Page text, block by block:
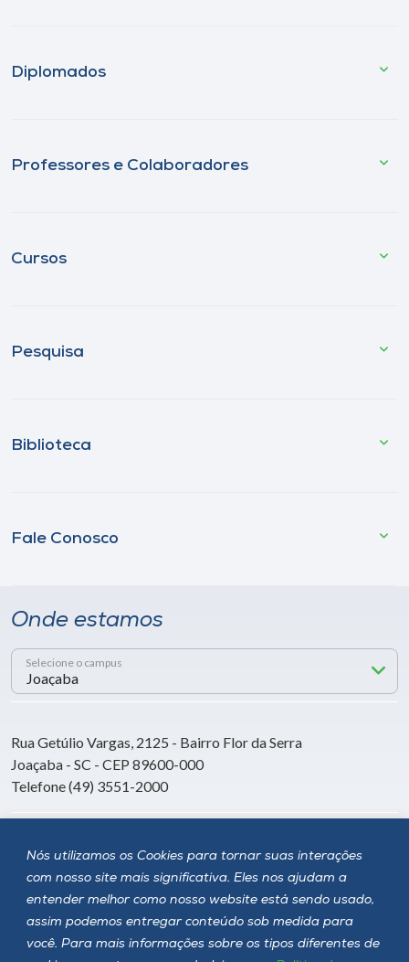
Nós utilizamos os Cookies para tornar suas interações
com nosso site mais significativa. Eles nos ajudam a
entender melhor como nosso website está sendo usado,
assim podemos entregar conteúdo sob medida para
você. Para mais informações sobre os tipos diferentes de
Diplomados
Professores e Colaboradores
Cursos
Pesquisa
Biblioteca
Fale Conosco
Onde estamos
Selecione o campus
Rua Getúlio Vargas, 2125 - Bairro Flor da Serra
Joaçaba - SC - CEP 89600-000
Telefone (49) 3551-2000
Siga a Unoesc